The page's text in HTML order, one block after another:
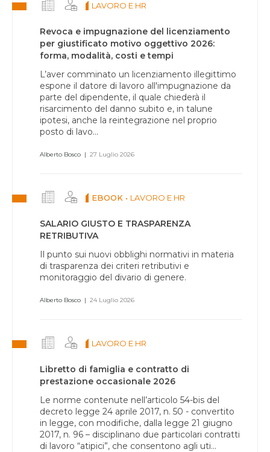
LAVORO E HR
Revoca e impugnazione del licenziamento
per giustificato motivo oggettivo 2026:
forma, modalità, costi e tempi
L’aver comminato un licenziamento illegittimo
espone il datore di lavoro all'impugnazione da
parte del dipendente, il quale chiederà il
risarcimento del danno subito e, in talune
ipotesi, anche la reintegrazione nel proprio
posto di lavo...
Alberto Bosco | 27 Luglio 2026
EBOOK • LAVORO E HR
SALARIO GIUSTO E TRASPARENZA
RETRIBUTIVA
Il punto sui nuovi obblighi normativi in materia
di trasparenza dei criteri retributivi e
monitoraggio del divario di genere.
Alberto Bosco | 24 Luglio 2026
LAVORO E HR
Libretto di famiglia e contratto di
prestazione occasionale 2026
Le norme contenute nell’articolo 54-bis del
decreto legge 24 aprile 2017, n. 50 - convertito
in legge, con modifiche, dalla legge 21 giugno
2017, n. 96 – disciplinano due particolari contratti
di lavoro “atipici”, che consentono agli uti...